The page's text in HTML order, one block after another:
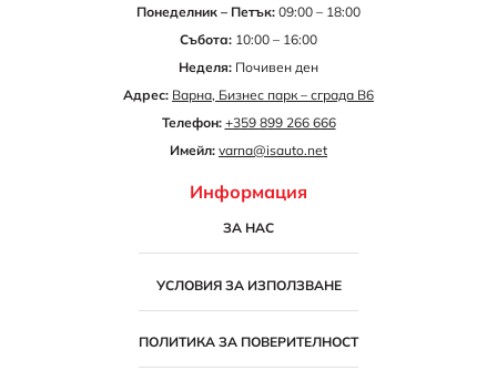
Понеделник – Петък: 09:00 – 18:00
Събота: 10:00 – 16:00
Неделя: Почивен ден
Адрес: Варна, Бизнес парк – сграда B6
Телефон: +359 899 266 666
Имейл: varna@isauto.net
Информация
ЗА НАС
УСЛОВИЯ ЗА ИЗПОЛЗВАНЕ
ПОЛИТИКА ЗА ПОВЕРИТЕЛНОСТ